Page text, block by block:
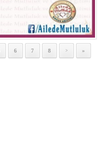
6 7 8 > »